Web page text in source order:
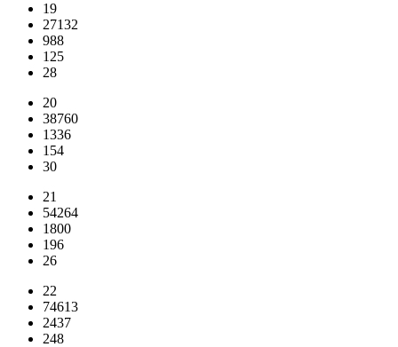
19
27132
988
125
28
20
38760
1336
154
30
21
54264
1800
196
26
22
74613
2437
248